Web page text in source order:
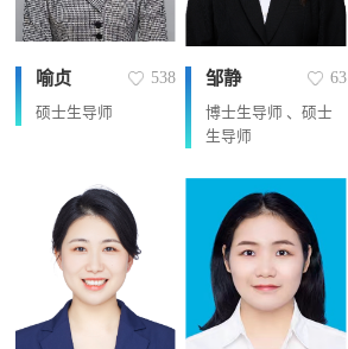
喻贞 538
硕士生导师
邹静 63
博士生导师 、硕士
生导师